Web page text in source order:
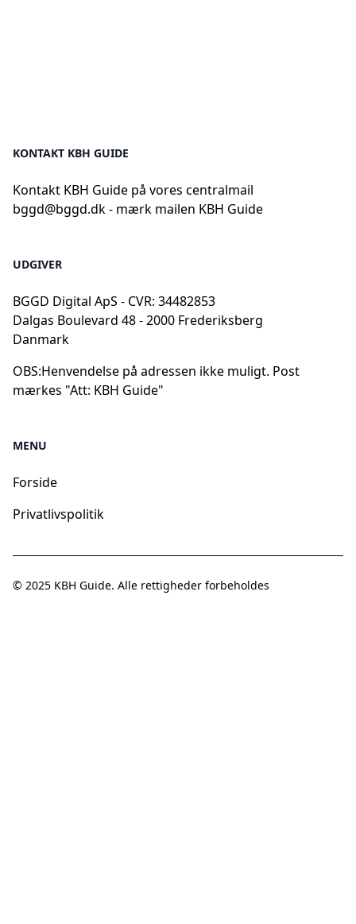
KONTAKT KBH GUIDE
Kontakt KBH Guide på vores centralmail
bggd@bggd.dk- mærk mailen KBH Guide
UDGIVER
BGGD Digital ApS - CVR: 34482853
Dalgas Boulevard 48 - 2000 Frederiksberg
Danmark
OBS:Henvendelse på adressen ikke muligt. Post
mærkes "Att: KBH Guide"
MENU
Forside
Privatlivspolitik
© 2025 KBH Guide. Alle rettigheder forbeholdes